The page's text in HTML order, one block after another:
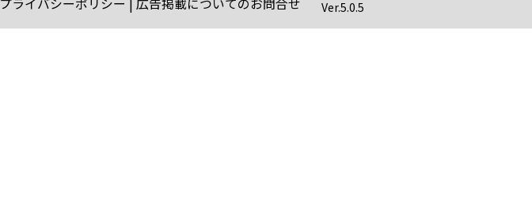
プライバシーポリシー 広告掲載についてのお問合せ Ver.5.0.5